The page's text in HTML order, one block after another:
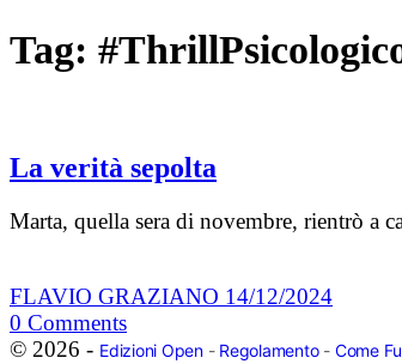
Tag:
La verità sepolta
Marta, quella sera di novembre, rientrò a
FLAVIO GRAZIANO 14/12/2024
0 Comments
© 2026 - Edizioni Open- Regolamento- Come